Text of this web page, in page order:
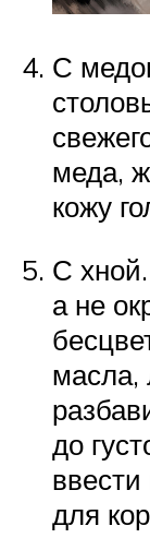
С
меда,
кожу
С
а не
масла,
до
для